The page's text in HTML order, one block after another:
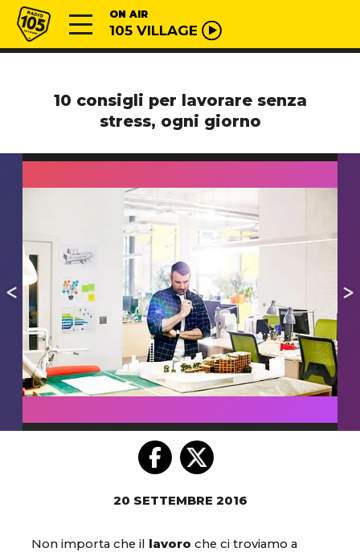
Vai al contenuto
Radio 105 ON AIR
105 VILLAGE
10 consigli per lavorare senza
stress, ogni giorno
20 SETTEMBRE 2016
Non importa che il lavoro che ci troviamo a